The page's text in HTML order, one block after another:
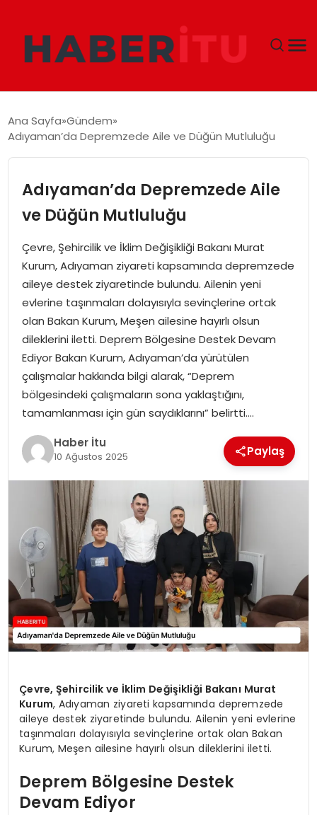
DÜNYA
EKONOMI
SIYASET
TEKNOLOJI
EĞITIM
MAGAZIN
SPOR
YAŞAM
Ana Sayfa Gündem
Adıyaman’da Depremzede Aile ve Düğün Mutluluğu
Adıyaman’da Depremzede Aile
ve Düğün Mutluluğu
Çevre, Şehircilik ve İklim Değişikliği Bakanı Murat
Kurum, Adıyaman ziyareti kapsamında depremzede
aileye destek ziyaretinde bulundu. Ailenin yeni
evlerine taşınmaları dolayısıyla sevinçlerine ortak
olan Bakan Kurum, Meşen ailesine hayırlı olsun
dileklerini iletti. Deprem Bölgesine Destek Devam
Ediyor Bakan Kurum, Adıyaman’da yürütülen
çalışmalar hakkında bilgi alarak, “Deprem
bölgesindeki çalışmaların sona yaklaştığını,
tamamlanması için gün saydıklarını” belirtti….
Haber İtu
10 Ağustos 2025 Paylaş
Çevre, Şehircilik ve İklim Değişikliği Bakanı Murat
Kurum, Adıyaman ziyareti kapsamında depremzede
aileye destek ziyaretinde bulundu. Ailenin yeni evlerine
taşınmaları dolayısıyla sevinçlerine ortak olan Bakan
Kurum, Meşen ailesine hayırlı olsun dileklerini iletti.
Deprem Bölgesine Destek
Devam Ediyor